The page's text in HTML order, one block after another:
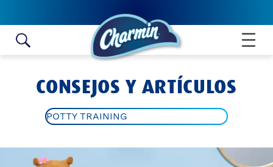
CONSEJOS Y ARTÍCULOS
POTTY TRAINING
TOILET PAPER ROLL CRAFTS